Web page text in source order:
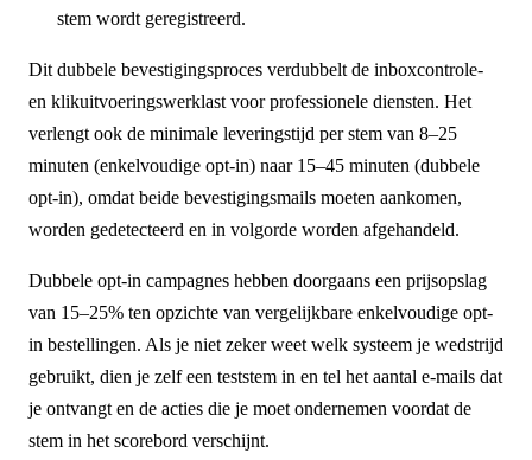
stem wordt geregistreerd.
Dit dubbele bevestigingsproces verdubbelt de inboxcontrole-
en klikuitvoeringswerklast voor professionele diensten. Het
verlengt ook de minimale leveringstijd per stem van 8–25
minuten (enkelvoudige opt-in) naar 15–45 minuten (dubbele
opt-in), omdat beide bevestigingsmails moeten aankomen,
worden gedetecteerd en in volgorde worden afgehandeld.
Dubbele opt-in campagnes hebben doorgaans een prijsopslag
van 15–25% ten opzichte van vergelijkbare enkelvoudige opt-
in bestellingen. Als je niet zeker weet welk systeem je wedstrijd
gebruikt, dien je zelf een teststem in en tel het aantal e-mails dat
je ontvangt en de acties die je moet ondernemen voordat de
stem in het scorebord verschijnt.